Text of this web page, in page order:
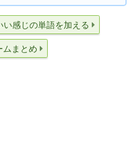
い感じの単語を加える
ムまとめ